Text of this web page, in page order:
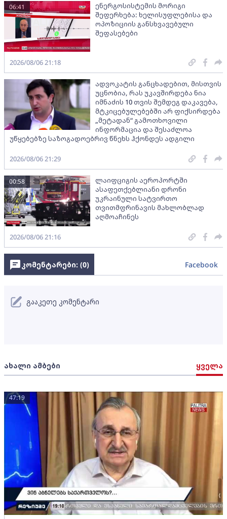
ენერგოსისტემის მორიგი
შეფერხება: ხელისუფლებისა და
ოპოზიციის განსხვავებული
შეფასებები
06:41
2026/08/06 21:18
ადვოკატის განცხადებით, მისთვის
უცნობია, რას უკავშირდება ნია
იმნაძის 10 თვის შემდეგ დაკავება,
მტკიცებულებებში არ ფიქსირდება
„მეტადან“ გამოთხოვილი
ინფორმაცია და შესაძლოა
უწყებებზე საზოგადოებრივ წნეხს ჰქონდეს ადგილი
2026/08/06 21:29
ლაიფციგის აეროპორტში
ასაფეთქებლიანი დრონი
უკრაინული სატვირთო
თვითმფრინავის მახლობლად
აღმოაჩინეს
00:58
2026/08/06 21:16
ახალი ამბები ყველა
47:19
კომენტარები: (0) Facebook
გააკეთე კომენტარი